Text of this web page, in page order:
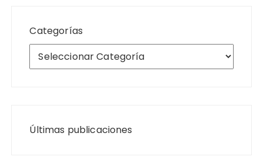
Categorías
Últimas publicaciones